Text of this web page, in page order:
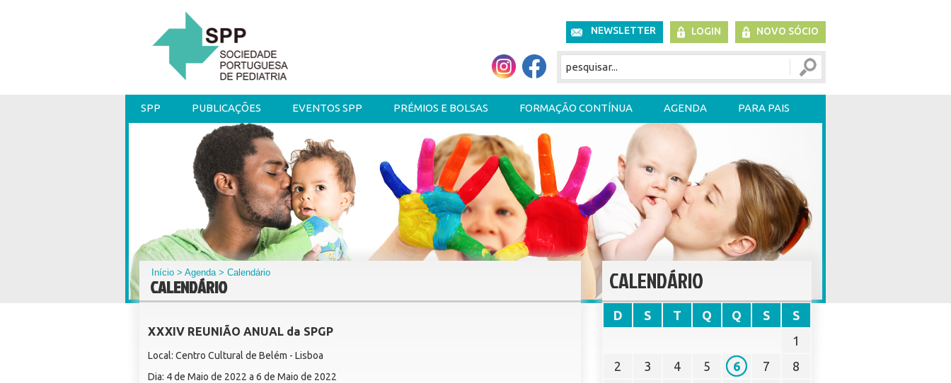
NEWSLETTER LOGIN NOVO SÓCIO
SPP PUBLICAÇÕES EVENTOS SPP PRÉMIOS E BOLSAS FORMAÇÃO CONTÍNUA AGENDA PARA PAIS
Início >Agenda> Calendário
CALENDÁRIO
XXXIV REUNIÃO ANUAL da SPGP
Local: Centro Cultural de Belém - Lisboa
Dia: 4 de Maio de 2022 a 6 de Maio de 2022
CALENDÁRIO
D S T Q Q S
S
1
2
3 4 5 6 7
8